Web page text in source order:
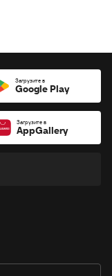
Загрузите в
Google Play
Загрузите в
AppGallery